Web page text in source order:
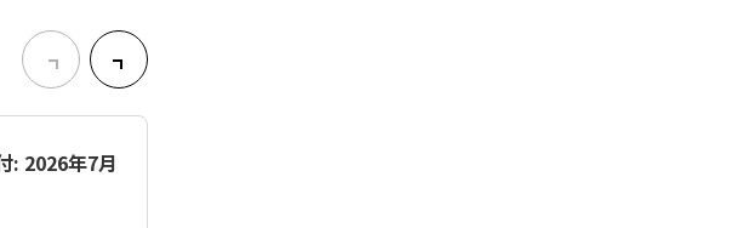
: 2026年7月